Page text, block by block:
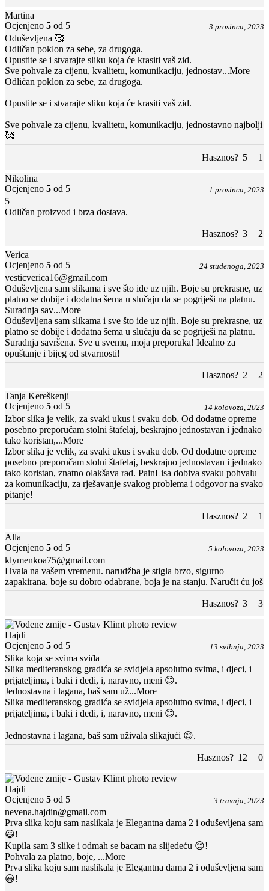
Martina
Ocjenjeno 5 od 5 3 prosinca, 2023
Oduševljena 🥰
Odličan poklon za sebe, za drugoga.
Opustite se i stvarajte sliku koja će krasiti vaš zid.
Sve pohvale za cijenu, kvalitetu, komunikaciju, jednostav...More
Odličan poklon za sebe, za drugoga.
Opustite se i stvarajte sliku koja će krasiti vaš zid.
Sve pohvale za cijenu, kvalitetu, komunikaciju, jednostavno najbolji
🥰
Hasznos? 5 1
Nikolina
Ocjenjeno 5 od 5 1 prosinca, 2023
5
Odličan proizvod i brza dostava.
Hasznos? 3 2
Verica
Ocjenjeno 5 od 5 24 studenoga, 2023
vesticverica16@gmail.com
Oduševljena sam slikama i sve što ide uz njih. Boje su prekrasne, uz
platno se dobije i dodatna šema u slučaju da se pogriješi na platnu.
Suradnja sav...More
Oduševljena sam slikama i sve što ide uz njih. Boje su prekrasne, uz
platno se dobije i dodatna šema u slučaju da se pogriješi na platnu.
Suradnja savršena. Sve u svemu, moja preporuka! Idealno za
opuštanje i bijeg od stvarnosti!
Hasznos? 2 2
Tanja Kereškenji
Ocjenjeno 5 od 5 14 kolovoza, 2023
Izbor slika je velik, za svaki ukus i svaku dob. Od dodatne opreme
posebno preporučam stolni štafelaj, beskrajno jednostavan i jednako
tako koristan,...More
Izbor slika je velik, za svaki ukus i svaku dob. Od dodatne opreme
posebno preporučam stolni štafelaj, beskrajno jednostavan i jednako
tako koristan, znatno olakšava rad. PainLisa dobiva svaku pohvalu
za komunikaciju, za rješavanje svakog problema i odgovor na svako
pitanje!
Hasznos? 2 1
Alla
Ocjenjeno 5 od 5 5 kolovoza, 2023
klymenkoa75@gmail.com
Hvala na vašem vremenu. narudžba je stigla brzo, sigurno
zapakirana. boje su dobro odabrane, boja je na stanju. Naručit ću još
Hasznos? 3 3
Hajdi
Ocjenjeno 5 od 5 13 svibnja, 2023
Slika koja se svima sviđa
Slika mediteranskog gradića se svidjela apsolutno svima, i djeci, i
prijateljima, i baki i dedi, i, naravno, meni 😊.
Jednostavna i lagana, baš sam už...More
Slika mediteranskog gradića se svidjela apsolutno svima, i djeci, i
prijateljima, i baki i dedi, i, naravno, meni 😊.
Jednostavna i lagana, baš sam uživala slikajući 😊.
Hasznos? 12 0
Hajdi
Ocjenjeno 5 od 5 3 travnja, 2023
nevena.hajdin@gmail.com
Prva slika koju sam naslikala je Elegantna dama 2 i oduševljena sam
😃!
Kupila sam 3 slike i odmah se bacam na slijedeću 😊!
Pohvala za platno, boje, ...More
Prva slika koju sam naslikala je Elegantna dama 2 i oduševljena sam
😃!